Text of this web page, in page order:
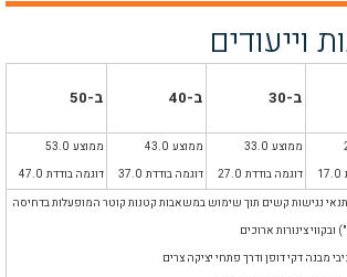
וייעודים
ב-30 ב-40 ב-50
ממוצע 33.0
דוגמה בודדת 27.0
ממוצע 43.0
דוגמה בודדת 37.0
ממוצע 53.0
דוגמה בודדת 47.0
נגישות קשים תוך שימוש במשאבות קטנות קוטר המופעלות בדחיסה
ובקווי צינורות ארוכים
מבנה דקי דופן ודרך פתחי יציקה צרים